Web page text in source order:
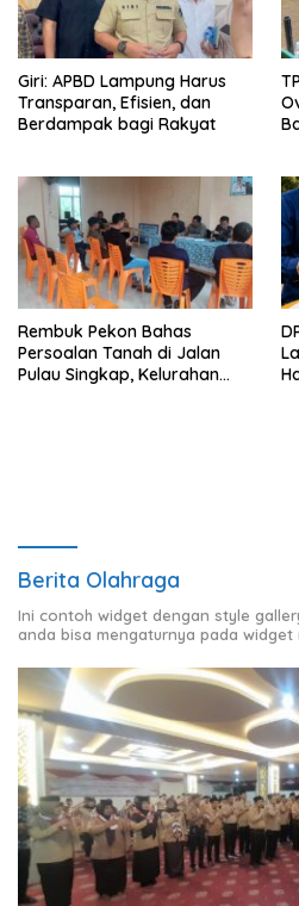
Giri: APBD Lampung Harus
Transparan, Efisien, dan
Berdampak bagi Rakyat
Rembuk Pekon Bahas
Persoalan Tanah di Jalan
Pulau Singkap, Kelurahan
Berita Olahraga
Ini contoh widget dengan style
anda bisa mengaturnya pada widget